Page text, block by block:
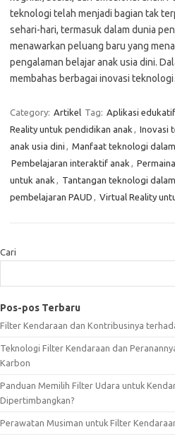
teknologi telah menjadi bagian tak
sehari-hari, termasuk dalam dunia
menawarkan peluang baru yang
pengalaman belajar anak usia dini.
membahas berbagai inovasi
Category: Artikel Tag: Aplikasi
Reality untuk pendidikan anak , Inovasi
anak usia dini , Manfaat teknologi
Pembelajaran interaktif anak ,
untuk anak , Tantangan teknologi
pembelajaran PAUD , Virtual Reality
Cari
Pos-pos Terbaru
Filter Kendaraan dan Kontribusinya
Teknologi Filter Kendaraan dan
Karbon
Panduan Memilih Filter Udara untuk
Dipertimbangkan?
Perawatan Musiman untuk Filter